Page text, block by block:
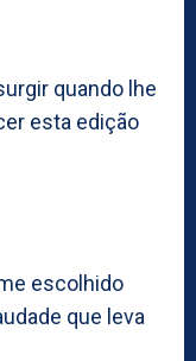
quando lhe
esta edição
escolhido
que leva